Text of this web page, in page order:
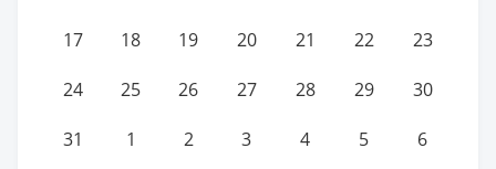
17 18 19 20 21 22 23
24 25 26 27 28 29 30
31 1 2 3 4 5 6